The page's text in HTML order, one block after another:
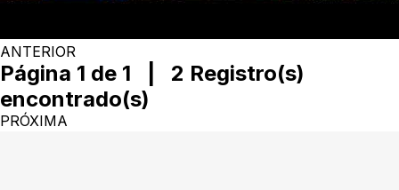
ANTERIOR
Página 1 de 1 | 2 Registro(s)
encontrado(s)
PRÓXIMA